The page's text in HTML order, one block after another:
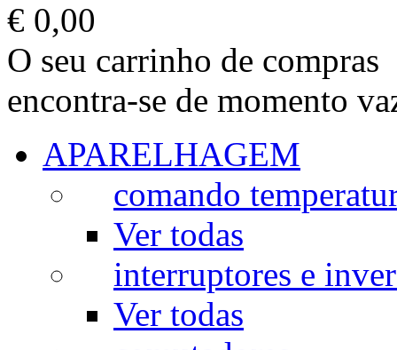
€ 0,00
O seu carrinho de compras
encontra-se de momento
APARELHAGEM
comando
Ver todas
interruptores e
Ver todas